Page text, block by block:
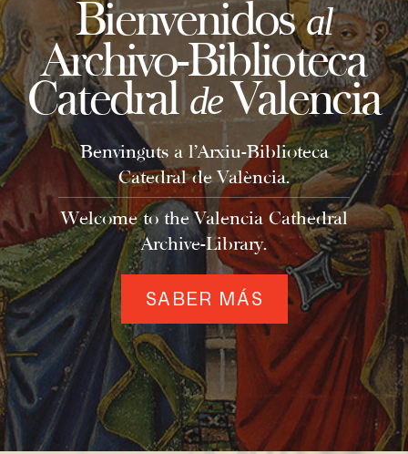
Bienvenidosal
Archivo-Biblioteca
CatedraldeValencia
Benvinguts a l’Arxiu-Biblioteca
Catedral de València.
Welcome to the Valencia Cathedral
Archive-Library.
SABER MÁS